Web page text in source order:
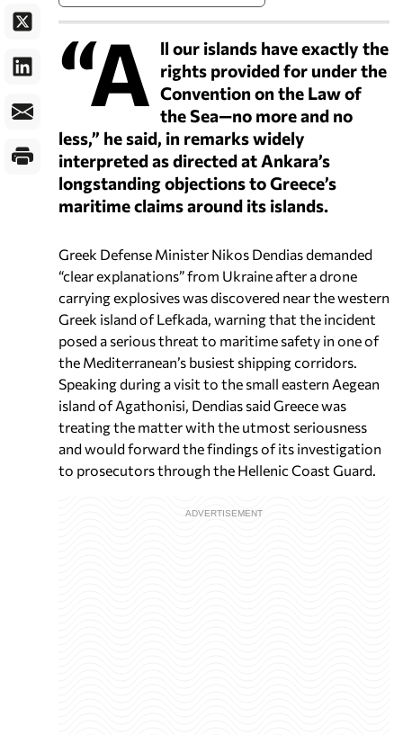
“A ll our islands have exactly the
rights provided for under the
Convention on the Law of
the Sea—no more and no
less,” he said, in remarks widely
interpreted as directed at Ankara’s
longstanding objections to Greece’s
maritime claims around its islands.
Greek Defense Minister Nikos Dendias demanded
“clear explanations” from Ukraine after a drone
carrying explosives was discovered near the western
Greek island of Lefkada, warning that the incident
posed a serious threat to maritime safety in one of
the Mediterranean’s busiest shipping corridors.
Speaking during a visit to the small eastern Aegean
island of Agathonisi, Dendias said Greece was
treating the matter with the utmost seriousness
and would forward the findings of its investigation
to prosecutors through the Hellenic Coast Guard.